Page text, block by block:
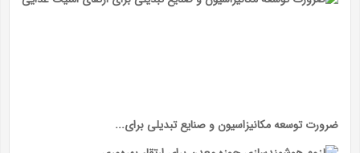
ضرورت توسعه مکانیزاسیون و صنایع تبدیلی برای...